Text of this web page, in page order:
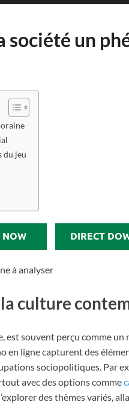
société un
du jeu
DIRECT
à analyser
culture
est souvent perçu comme un
en ligne capturent des
sociopolitiques. Par
avec des options comme
des thèmes variés,